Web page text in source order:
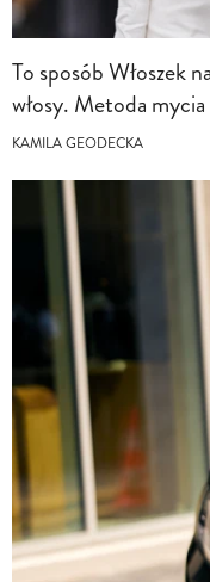
To sposób Włoszek
włosy. Metoda
KAMILA GEODECKA